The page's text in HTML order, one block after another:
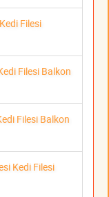
Filesi
Filesi Balkon
Filesi Balkon
Kedi Filesi